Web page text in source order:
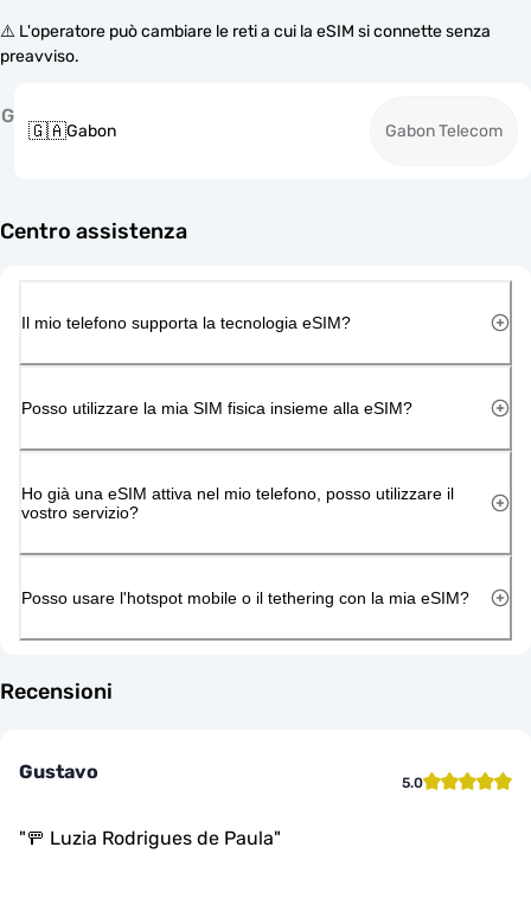
⚠️ L'operatore può cambiare le reti a cui la eSIM si connette senza
preavviso.
G
🇬🇦Gabon Gabon Telecom
Centro assistenza
Il mio telefono supporta la tecnologia eSIM?
Posso utilizzare la mia SIM fisica insieme alla eSIM?
Ho già una eSIM attiva nel mio telefono, posso utilizzare il
vostro servizio?
Posso usare l'hotspot mobile o il tethering con la mia eSIM?
Recensioni
Gustavo 5.0
"🚥 Luzia Rodrigues de Paula"